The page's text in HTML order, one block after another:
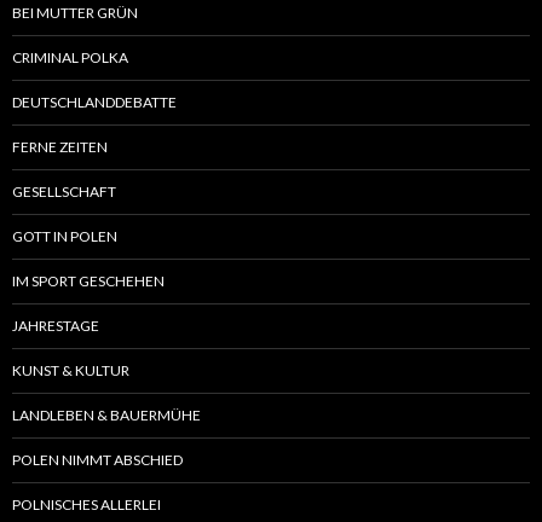
BEI MUTTER GRÜN
CRIMINAL POLKA
DEUTSCHLANDDEBATTE
FERNE ZEITEN
GESELLSCHAFT
GOTT IN POLEN
IM SPORT GESCHEHEN
JAHRESTAGE
KUNST & KULTUR
LANDLEBEN & BAUERMÜHE
POLEN NIMMT ABSCHIED
POLNISCHES ALLERLEI